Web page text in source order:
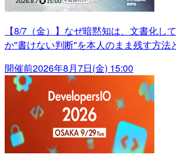
【8/7（金）】なぜ暗黙知は、文書化し
か"書けない判断"を本人のまま残す方法
開催前2026年8月7日(金) 15:00